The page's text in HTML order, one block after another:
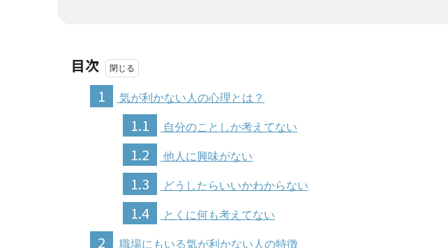
目次
1
気が利かない人の心理とは？
1.1 自分のことしか考えてない
1.2 他人に興味がない
1.3 どうしたらいいかわからない
1.4 とくに何も考えてない
2 職場にもいる気が利かない人の特徴